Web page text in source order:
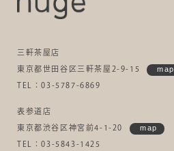
三軒茶屋店
東京都世田谷区三軒茶屋2-9-15 map
TEL：03-5787-6869
表参道店
東京都渋谷区神宮前4-1-20 map
TEL：03-5843-1425